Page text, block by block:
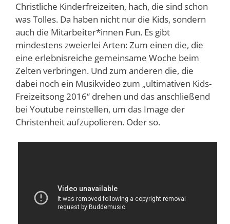
Christliche Kinderfreizeiten, hach, die sind schon
was Tolles. Da haben nicht nur die Kids, sondern
auch die Mitarbeiter*innen Fun. Es gibt
mindestens zweierlei Arten: Zum einen die, die
eine erlebnisreiche gemeinsame Woche beim
Zelten verbringen. Und zum anderen die, die
dabei noch ein Musikvideo zum „ultimativen Kids-
Freizeitsong 2016“ drehen und das anschließend
bei Youtube reinstellen, um das Image der
Christenheit aufzupolieren. Oder so.